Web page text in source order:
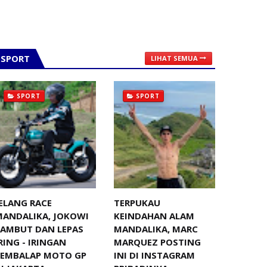
SPORT LIHAT SEMUA
SPORT
RACE
JOKOWI
DAN LEPAS
- IRINGAN
MOTO GP
SPORT
TERPUKAU
KEINDAHAN ALAM
MANDALIKA, MARC
MARQUEZ POSTING
INI DI INSTAGRAM